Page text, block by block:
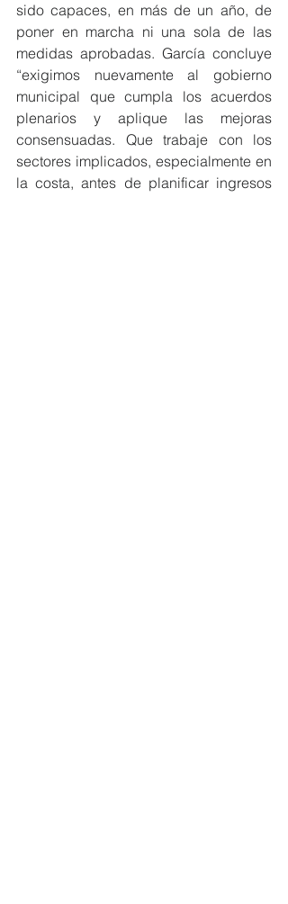
sido capaces, en más de un año, de
poner en marcha ni una sola de las
medidas aprobadas. García concluye
“exigimos nuevamente al gobierno
municipal que cumpla los acuerdos
plenarios y aplique las mejoras
consensuadas. Que trabaje con los
sectores implicados, especialmente en
la costa, antes de planificar ingresos